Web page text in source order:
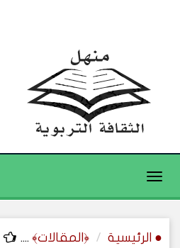
Toggle
● الرئيسية ﴿المقالات﴾ ....